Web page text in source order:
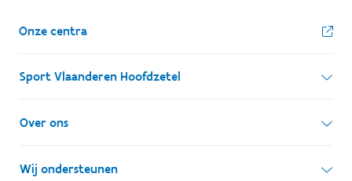
Onze centra
Sport Vlaanderen Hoofdzetel
Simon Bolivarlaan 17
1000 Brussel
Over ons
Wie zijn we, wat doen we
Wij ondersteunen